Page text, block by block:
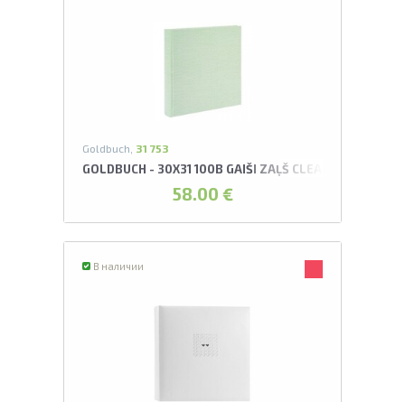
Goldbuch, 31 753
GOLDBUCH - 30X31 100B GAIŠI ZAĻŠ CLEAN OCEAN
58.00 €
В наличии